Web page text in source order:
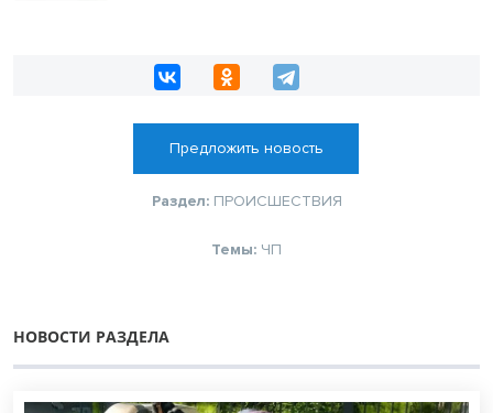
Предложить новость
Раздел: ПРОИСШЕСТВИЯ
Темы: ЧП
НОВОСТИ РАЗДЕЛА